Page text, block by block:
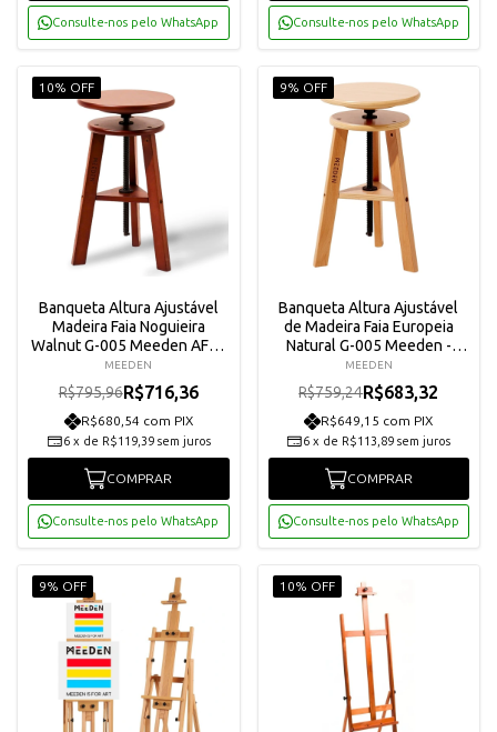
Consulte-nos pelo WhatsApp Consulte-nos pelo WhatsApp
10% OFF
Banqueta Altura Ajustável
Madeira Faia Noguieira
Walnut G-005 Meeden AFD-
6037-QHT
MEEDEN
R$795,96R$716,36
R$680,54 com PIX
6 x de R$119,39 sem juros
COMPRAR
Consulte-nos pelo WhatsApp
9% OFF
Banqueta Altura Ajustável
de Madeira Faia Europeia
Natural G-005 Meeden -
AFD-6037-YM
MEEDEN
R$759,24R$683,32
R$649,15 com PIX
6 x de R$113,89 sem juros
COMPRAR
Consulte-nos pelo WhatsApp
9% OFF 10% OFF